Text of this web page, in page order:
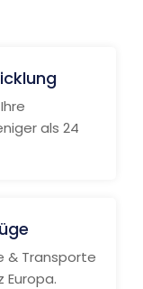
als 24
& Transporte
Europa.